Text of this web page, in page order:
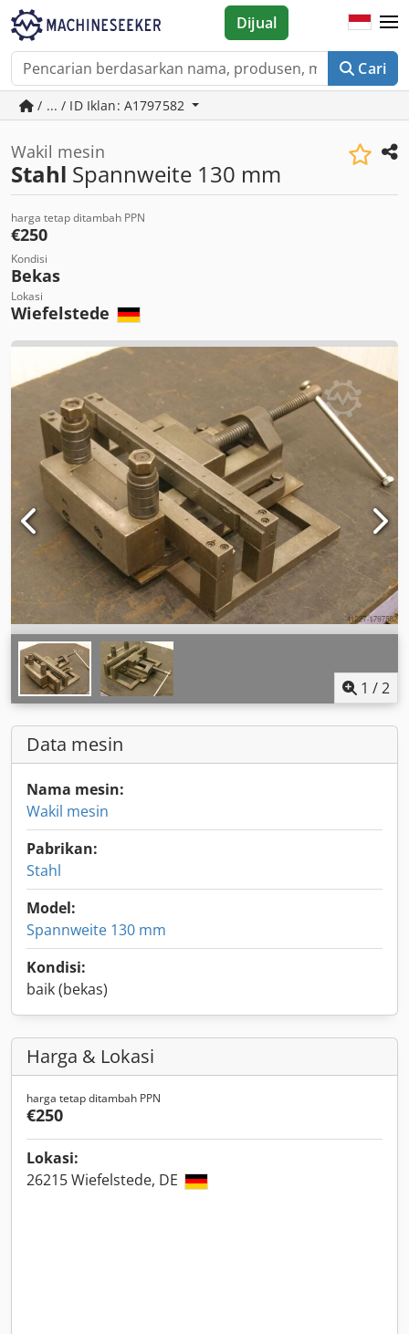
Cari
Dijual
/ ... / ID Iklan: A1797582
Wakil mesin
Stahl Spannweite 130 mm
harga tetap ditambah PPN
€250
Kondisi
Bekas
Lokasi
Wiefelstede
1 /2
Data mesin
Nama mesin:
Wakil mesin
Pabrikan:
Stahl
Model:
Spannweite 130 mm
Kondisi:
baik (bekas)
Harga & Lokasi
harga tetap ditambah PPN
€250
Lokasi:
26215 Wiefelstede, DE